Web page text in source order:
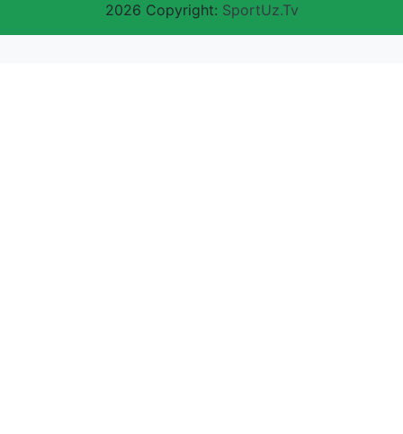
2026 Copyright: SportUz.Tv